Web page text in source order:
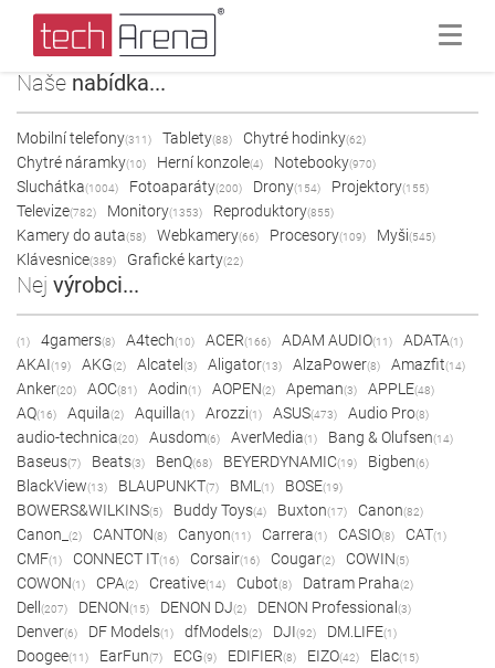
Naše nabídka...
Mobilní telefony(311) Tablety(88) Chytré hodinky(62)
Chytré náramky(10) Herní konzole(4) Notebooky(970)
Sluchátka(1004) Fotoaparáty(200) Drony(154) Projektory(155)
Televize(782) Monitory(1353) Reproduktory(855)
Kamery do auta(58) Webkamery(66) Procesory(109) Myši(545)
Klávesnice(389) Grafické karty(22)
Nej výrobci...
(1) 4gamers(8) A4tech(10) ACER(166) ADAM AUDIO(11) ADATA(1)
AKAI(19) AKG(2) Alcatel (3) Aligator(13) AlzaPower(8) Amazfit(14)
Anker(20) AOC(81) Aodin(1) AOPEN(2) Apeman(3) APPLE(48)
AQ(16) Aquila(2) Aquilla(1) Arozzi(1) ASUS(473) Audio Pro(8)
audio-technica(20) Ausdom(6) AverMedia(1) Bang & Olufsen(14)
Baseus(7) Beats(3) BenQ(68) BEYERDYNAMIC(19) Bigben(6)
BlackView(13) BLAUPUNKT(7) BML (1) BOSE(19)
BOWERS&WILKINS(5) Buddy Toys(4) Buxton(17) Canon(82)
Canon_ (2) CANTON(8) Canyon(11) Carrera(1) CASIO(8) CAT(1)
CMF(1) CONNECT IT(16) Corsair(16) Cougar(2) COWIN(5)
COWON(1) CPA(2) Creative(14) Cubot(8) Datram Praha(2)
Dell (207) DENON(15) DENON DJ(2) DENON Professional (3)
Denver(6) DF Models(1) dfModels(2) DJI(92) DM.LIFE(1)
Doogee(11) EarFun(7) ECG(9) EDIFIER(8) EIZO(42) Elac(15)